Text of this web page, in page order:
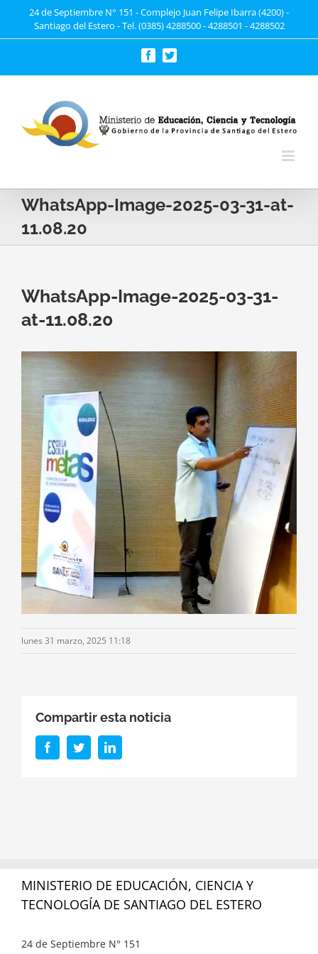
24 de Septiembre N° 151 - Complejo Juan Felipe Ibarra (4200) -
Santiago del Estero - Tel. (0385) 4288500 - 4288501 - 4288502
FacebookTwitter
WhatsApp-Image-2025-03-31-at-
11.08.20
WhatsApp-Image-2025-03-31-
at-11.08.20
lunes 31 marzo, 2025 11:18
Compartir esta noticia
FacebookTwitterLinkedIn
MINISTERIO DE EDUCACIÓN, CIENCIA Y
TECNOLOGÍA DE SANTIAGO DEL ESTERO
24 de Septiembre N° 151